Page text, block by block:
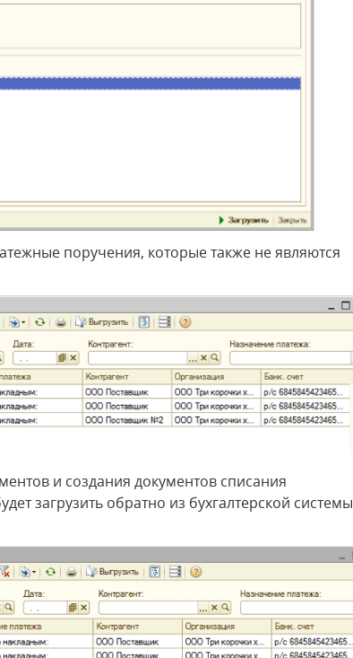
поручения, которые также не являются
и создания документов списания
загрузить обратно из бухгалтерской системы